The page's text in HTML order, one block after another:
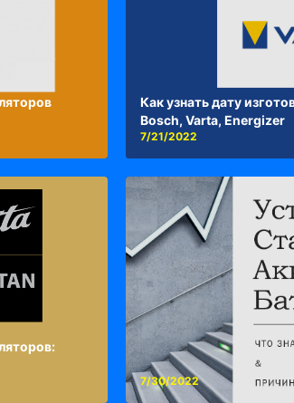
Как узнать дату
Bosch, Varta, Energizer
7/21/2022
7/30/2022